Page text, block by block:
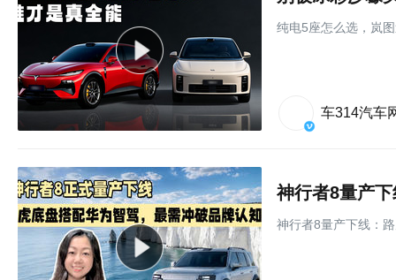
纯电5座怎么选，岚
车314汽车
神行者8量产下线：